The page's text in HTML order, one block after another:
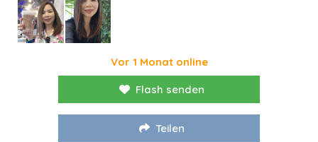
Vor 1 Monat online
Flash senden
Teilen